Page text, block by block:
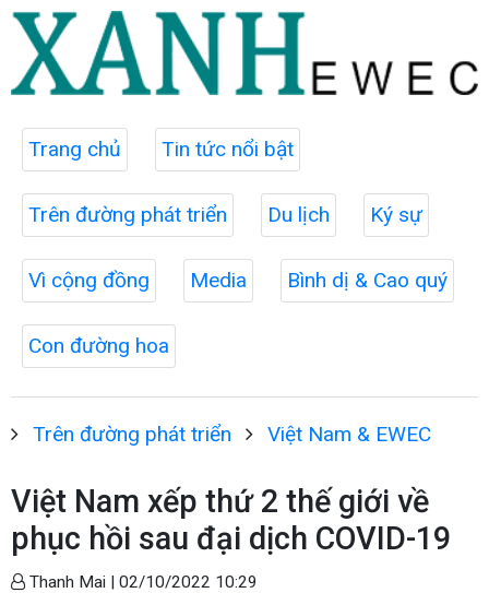
Trang chủ Tin tức nổi bật
Trên đường phát triển Du lịch Ký sự
Vì cộng đồng Media Bình dị & Cao quý
Con đường hoa
Trên đường phát triển Việt Nam & EWEC
Việt Nam xếp thứ 2 thế giới về
phục hồi sau đại dịch COVID-19
Thanh Mai | 02/10/2022 10:29